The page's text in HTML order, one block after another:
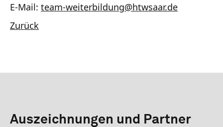
E-Mail: team-weiterbildung@htwsaar.de
Zurück
Auszeichnungen und Partner